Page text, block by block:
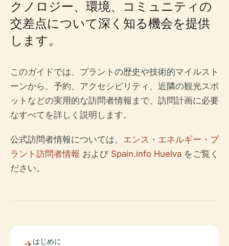
クノロジー、環境、コミュニティの
交差点について深く知る機会を提供
します。
このガイドでは、プラントの歴史や技術的マイルスト
ーンから、予約、アクセシビリティ、近隣の観光スポ
ットなどの実用的な訪問者情報まで、訪問計画に必要
なすべてを詳しく説明します。
公式訪問者情報については、 エンス・エネルギー・プ
ラント訪問者情報 および Spain.info Huelva をご覧く
ださい。
はじめに